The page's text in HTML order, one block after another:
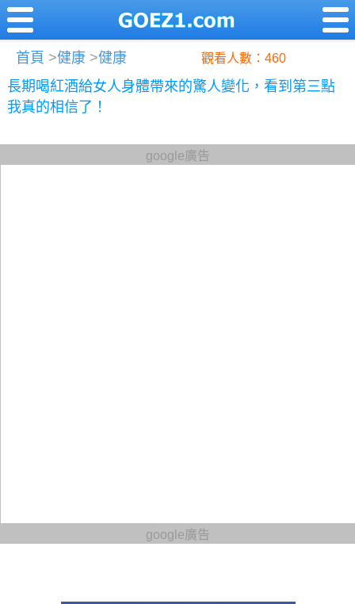
首頁 >健康 >健康 觀看人數：460
長期喝紅酒給女人身體帶來的驚人變化，看到第三點
我真的相信了！
google廣告
google廣告